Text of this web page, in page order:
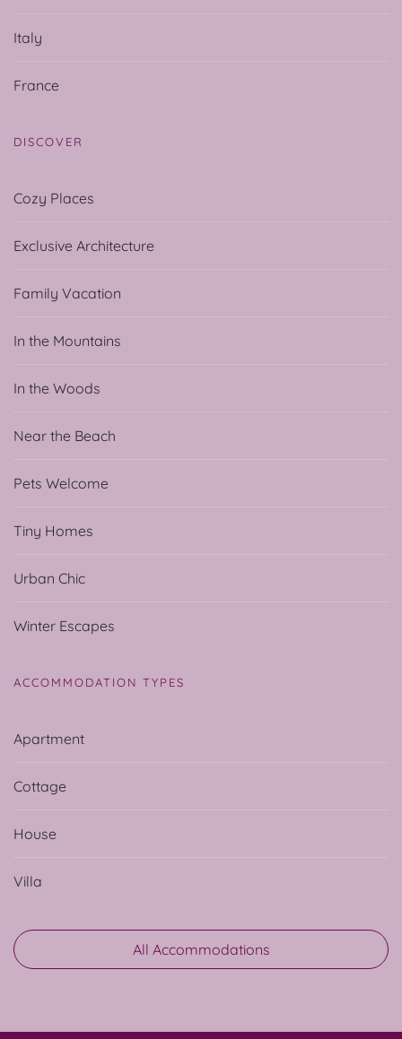
Italy
France
DISCOVER
Cozy Places
Exclusive Architecture
Family Vacation
In the Mountains
In the Woods
Near the Beach
Pets Welcome
Tiny Homes
Urban Chic
Winter Escapes
ACCOMMODATION TYPES
Apartment
Cottage
House
Villa
All Accommodations